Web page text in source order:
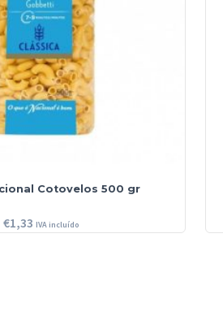
Cotovelos 500 gr
€1,33 IVA incluído